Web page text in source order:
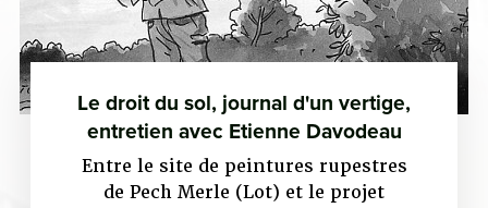
Le droit du sol, journal d'un vertige,
entretien avec Etienne Davodeau
Entre le site de peintures rupestres
de Pech Merle (Lot) et le projet